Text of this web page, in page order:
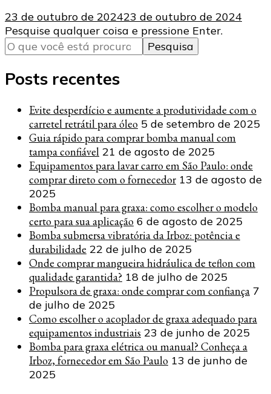
23 de outubro de 202423 de outubro de 2024
Procurando
algo?
Pesquise qualquer coisa e pressione Enter.
Posts recentes
Evite desperdício e aumente a produtividade com o
carretel retrátil para óleo 5 de setembro de 2025
Guia rápido para comprar bomba manual com
tampa confiável 21 de agosto de 2025
Equipamentos para lavar carro em São Paulo: onde
comprar direto com o fornecedor 13 de agosto de
2025
Bomba manual para graxa: como escolher o modelo
certo para sua aplicação 6 de agosto de 2025
Bomba submersa vibratória da Irboz: potência e
durabilidade 22 de julho de 2025
Onde comprar mangueira hidráulica de teflon com
qualidade garantida? 18 de julho de 2025
Propulsora de graxa: onde comprar com confiança 7
de julho de 2025
Como escolher o acoplador de graxa adequado para
equipamentos industriais 23 de junho de 2025
Bomba para graxa elétrica ou manual? Conheça a
Irboz, fornecedor em São Paulo 13 de junho de
2025